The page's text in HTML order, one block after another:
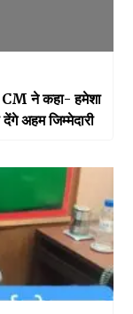
ने कहा- हमेशा
अहम जिम्मेदारी